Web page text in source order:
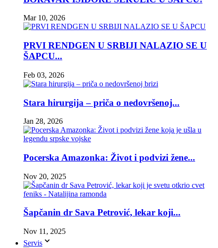
Mar 10, 2026
PRVI RENDGEN U SRBIJI NALAZIO SE U
ŠAPCU...
Feb 03, 2026
Stara hirurgija – priča o nedovršenoj...
Jan 28, 2026
Pocerska Amazonka: Život i podvizi žene...
Nov 20, 2025
Šapčanin dr Sava Petrović, lekar koji...
Nov 11, 2025
Servis